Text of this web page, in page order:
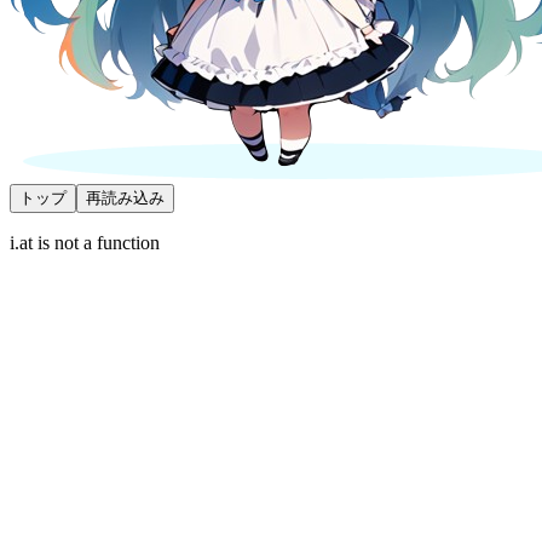
トップ 再読み込み
i.at is not a function